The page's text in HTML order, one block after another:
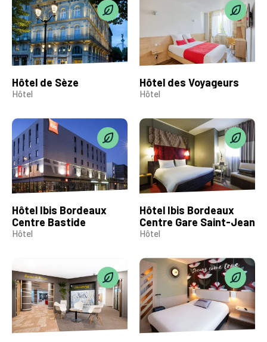
Hôtel de Sèze
Hôtel
Hôtel des Voyageurs
Hôtel
Hôtel Ibis Bordeaux
Centre Bastide
Hôtel
Hôtel Ibis Bordeaux
Centre Gare Saint-Jean
Hôtel